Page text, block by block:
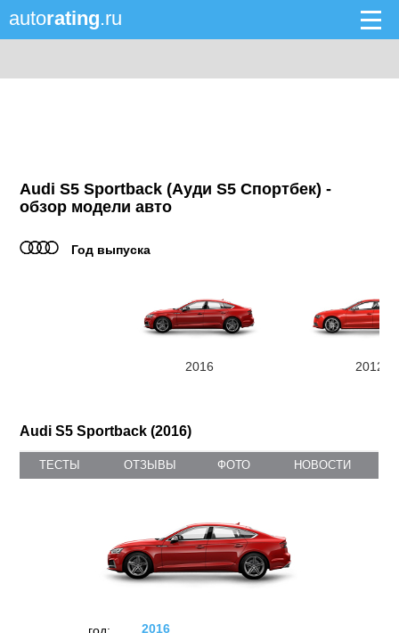
autorating.ru
Audi S5 Sportback (Ауди S5 Спортбек) -
обзор модели авто
Год выпуска
2016 2012
Audi S5 Sportback (2016)
ТЕСТЫ ОТЗЫВЫ ФОТО НОВОСТИ
2016